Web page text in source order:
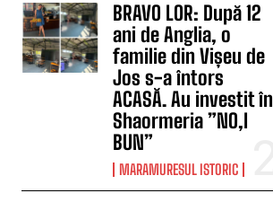
BRAVO LOR: După 12
ani de Anglia, o
familie din Vișeu de
Jos s-a întors
ACASĂ. Au investit în
Shaormeria ”NO,I
BUN”
MARAMURESUL ISTORIC